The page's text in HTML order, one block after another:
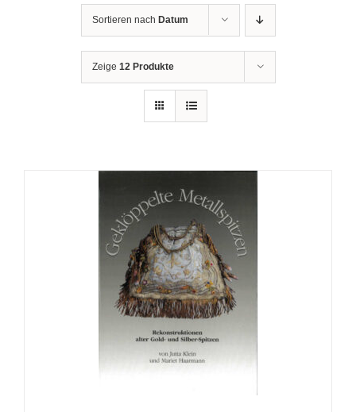
Sortieren nach Datum
Zeige 12 Produkte